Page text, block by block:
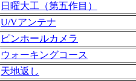
日曜大工（第五作目）
U/Vアンテナ
ピンホールカメラ
ウォーキングコース
天地返し